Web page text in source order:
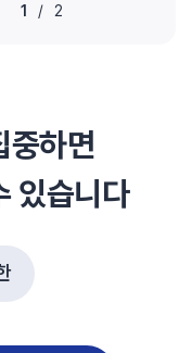
1 / 2
중하면
있습니다